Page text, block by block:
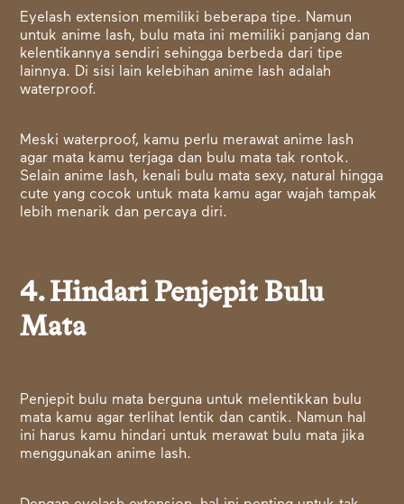
Eyelash extension memiliki beberapa tipe. Namun
untuk anime lash, bulu mata ini memiliki panjang dan
kelentikannya sendiri sehingga berbeda dari tipe
lainnya. Di sisi lain kelebihan anime lash adalah
waterproof.
Meski waterproof, kamu perlu merawat anime lash
agar mata kamu terjaga dan bulu mata tak rontok.
Selain anime lash, kenali bulu mata sexy, natural hingga
cute yang cocok untuk mata kamu agar wajah tampak
lebih menarik dan percaya diri.
4. Hindari Penjepit Bulu
Mata
Penjepit bulu mata berguna untuk melentikkan bulu
mata kamu agar terlihat lentik dan cantik. Namun hal
ini harus kamu hindari untuk merawat bulu mata jika
menggunakan anime lash.